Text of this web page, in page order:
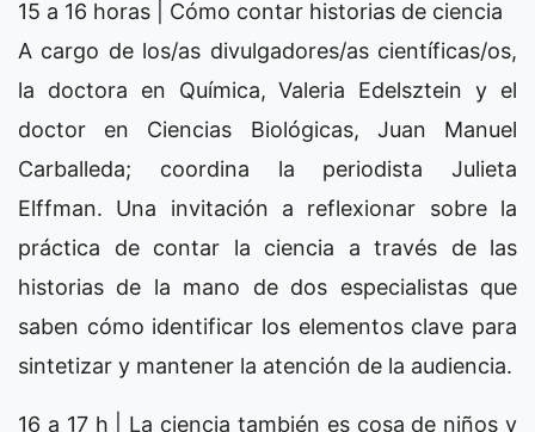
15 a 16 horas | Cómo contar historias de ciencia
A cargo de los/as divulgadores/as científicas/os,
la doctora en Química, Valeria Edelsztein y el
doctor en Ciencias Biológicas, Juan Manuel
Carballeda; coordina la periodista Julieta
Elffman. Una invitación a reflexionar sobre la
práctica de contar la ciencia a través de las
historias de la mano de dos especialistas que
saben cómo identificar los elementos clave para
sintetizar y mantener la atención de la audiencia.
16 a 17 h | La ciencia también es cosa de niños y